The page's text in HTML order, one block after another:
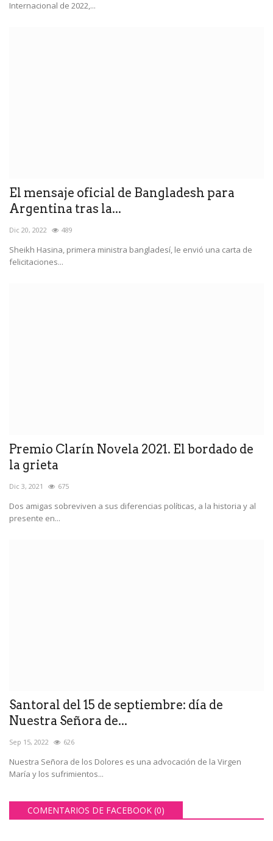
Internacional de 2022,...
El mensaje oficial de Bangladesh para
Argentina tras la...
Dic 20, 2022 489
Sheikh Hasina, primera ministra bangladesí, le envió una carta de
felicitaciones...
Premio Clarín Novela 2021. El bordado de
la grieta
Dic 3, 2021 675
Dos amigas sobreviven a sus diferencias políticas, a la historia y al
presente en...
Santoral del 15 de septiembre: día de
Nuestra Señora de...
Sep 15, 2022 626
Nuestra Señora de los Dolores es una advocación de la Virgen
María y los sufrimientos...
COMENTARIOS DE FACEBOOK (0)